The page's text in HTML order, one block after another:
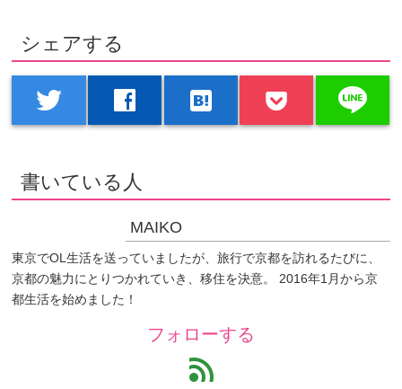
シェアする
twitter facebook hatenabookmark line
書いている人
MAIKO
東京でOL生活を送っていましたが、旅行で京都を訪れるたびに、
京都の魅力にとりつかれていき、移住を決意。 2016年1月から京
都生活を始めました！
フォローする
feed